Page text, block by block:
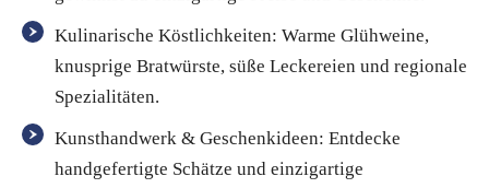
Kulinarische Köstlichkeiten: Warme Glühweine,
knusprige Bratwürste, süße Leckereien und regionale
Spezialitäten.
Kunsthandwerk & Geschenkideen: Entdecke
handgefertigte Schätze und einzigartige